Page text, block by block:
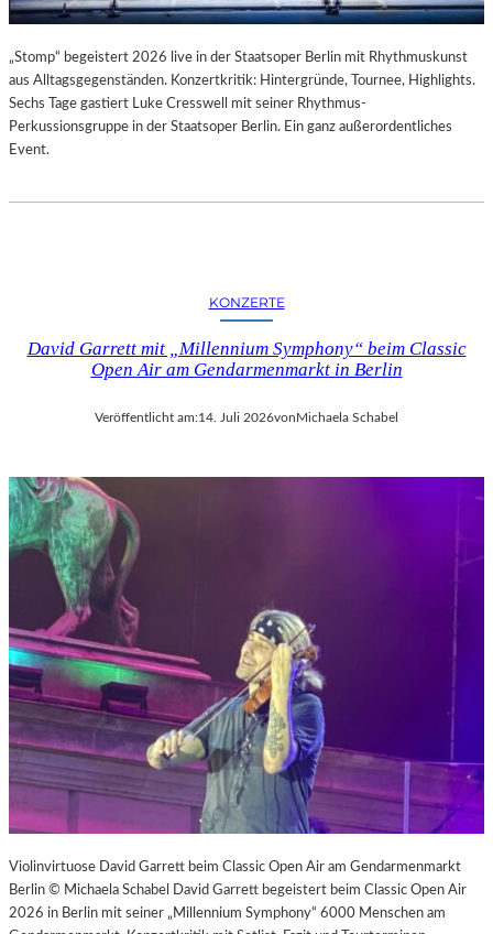
„Stomp“ begeistert 2026 live in der Staatsoper Berlin mit Rhythmuskunst
aus Alltagsgegenständen. Konzertkritik: Hintergründe, Tournee, Highlights.
Sechs Tage gastiert Luke Cresswell mit seiner Rhythmus-
Perkussionsgruppe in der Staatsoper Berlin. Ein ganz außerordentliches
Event.
KONZERTE
David Garrett mit „Millennium Symphony“ beim Classic
Open Air am Gendarmenmarkt in Berlin
Veröffentlicht am:14. Juli 2026vonMichaela Schabel
Violinvirtuose David Garrett beim Classic Open Air am Gendarmenmarkt
Berlin © Michaela Schabel David Garrett begeistert beim Classic Open Air
2026 in Berlin mit seiner „Millennium Symphony“ 6000 Menschen am